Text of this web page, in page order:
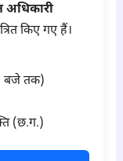
अधिकारी
किए गए हैं।
बजे तक)
(छ.ग.)